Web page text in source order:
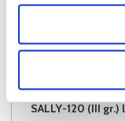
SALLY-120 (III